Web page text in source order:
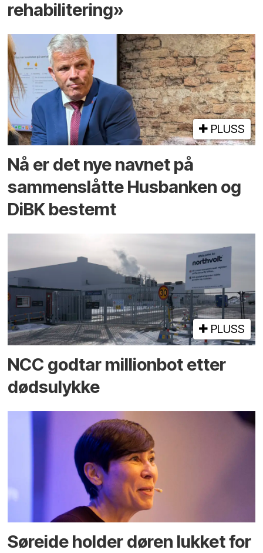
rehabilitering»
PLUSS
Nå er det nye navnet på
sammenslåtte Husbanken og
DiBK bestemt
PLUSS
NCC godtar millionbot etter
dødsulykke
Søreide holder døren lukket for